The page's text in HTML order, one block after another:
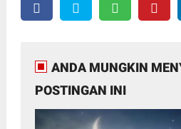
ANDA MUNGKIN
POSTINGAN INI